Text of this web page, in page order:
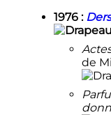
1976 :
de